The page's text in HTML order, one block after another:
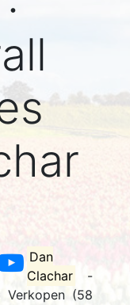
Dan
Clachar
-
Verkopen (58